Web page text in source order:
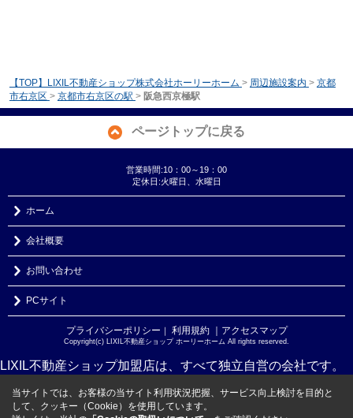
【TOP】LIXIL不動産ショップ株式会社ホーリーホーム > 周辺施設案内 > 京都
市右京区 > 京都市右京区の駅 > 阪急西京極駅
ページトップに戻る
営業時間:10：00～19：00
定休日:火曜日、水曜日
ホーム
会社概要
お問い合わせ
PCサイト
プライバシーポリシー ｜ 利用規約 ｜アクセスマップ
Copyright(c) LIXIL不動産ショップ ホーリーホーム All rights reserved.
LIXIL不動産ショップ加盟店は、すべて独立自営の会社です。
当サイトでは、お客様の当サイト利用状況把握、サービス向上検討を目的と
して、クッキー（Cookie）を使用しています。